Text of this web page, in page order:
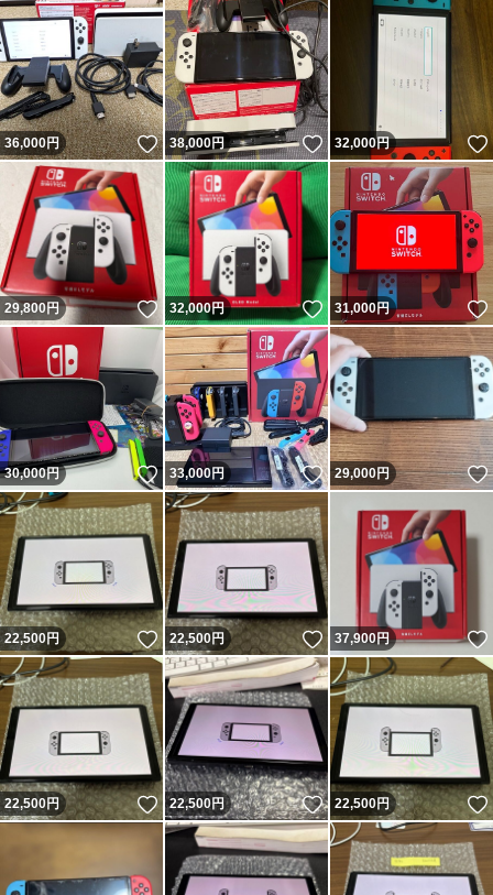
36,000円 いいね！
38,000円 いいね！
32,000円
29,800円 いいね！
32,000円 いいね！
31,000円
30,000円 いいね！
33,000円 いいね！
29,000円
22,500円 いいね！
22,500円 いいね！
37,900円
22,500円 いいね！
22,500円 いいね！
22,500円